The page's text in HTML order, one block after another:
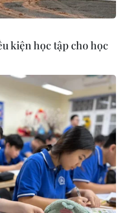
nghiệp
Việt
hội văn
hoa vào
kiện học tập cho học